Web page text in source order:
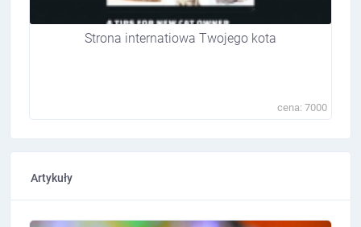
Strona internatiowa Twojego kota
cena: 7000
Artykuły